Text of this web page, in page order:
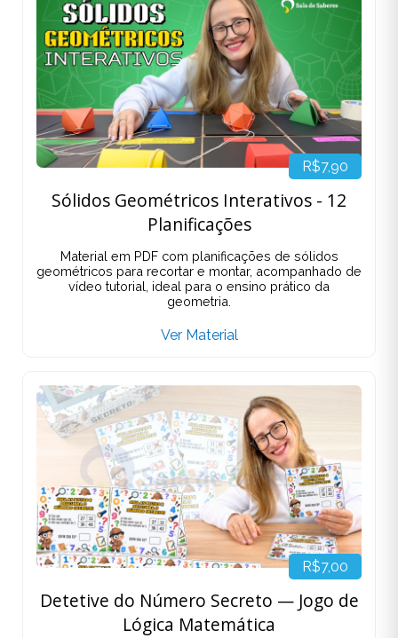
R$7,90
Sólidos Geométricos Interativos - 12
Planificações
Material em PDF com planificações de sólidos
geométricos para recortar e montar, acompanhado de
vídeo tutorial, ideal para o ensino prático da
geometria.
Ver Material
R$7,00
Detetive do Número Secreto — Jogo de
Lógica Matemática